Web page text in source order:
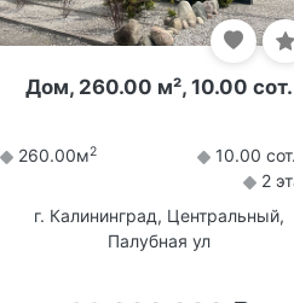
Дом, 260.00 м², 10.00 сот.
260.00м2
10.00 сот.
2
г. Калининград, Центральный,
Палубная ул